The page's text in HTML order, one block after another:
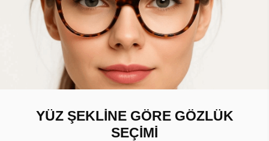
YÜZ ŞEKLİNE GÖRE GÖZLÜK
SEÇİMİ